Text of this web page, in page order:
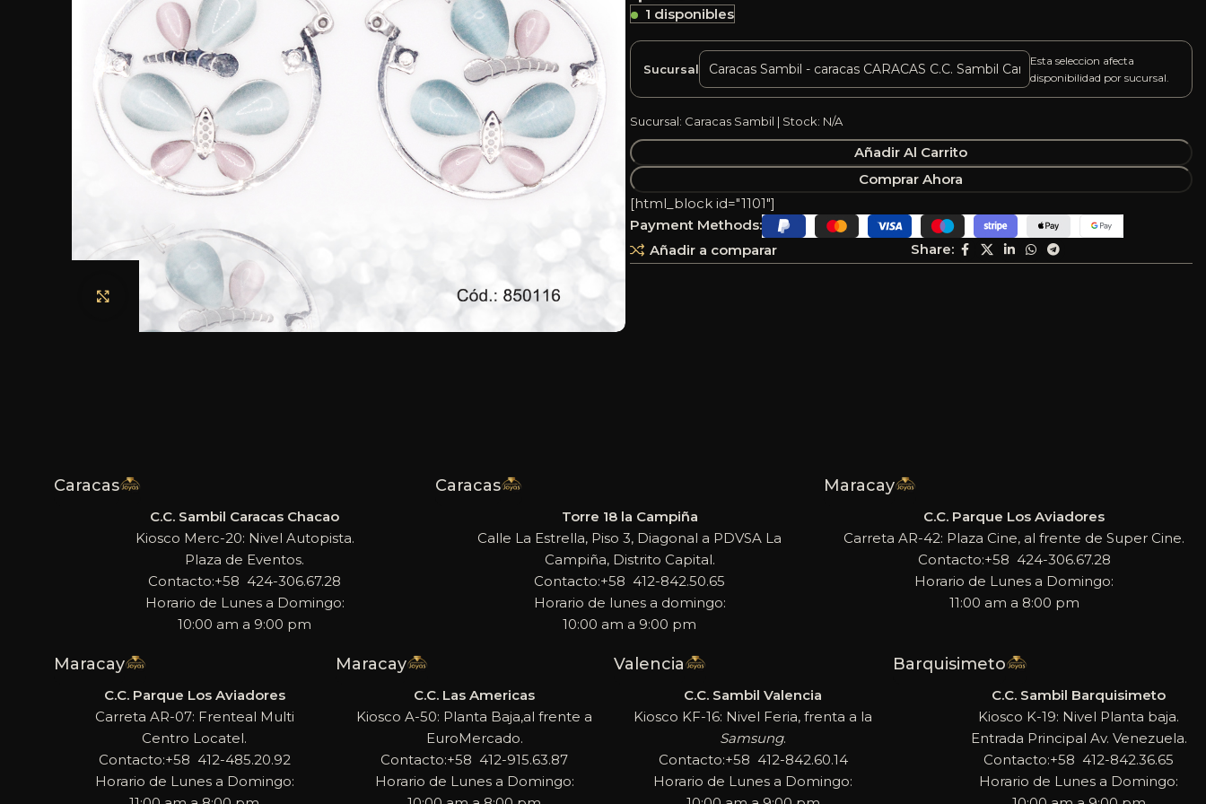
Haga clic para ampliar
1 disponibles
Sucursal
Esta seleccion afecta
disponibilidad por sucursal.
Sucursal: Caracas Sambil | Stock: N/A
Añadir Al Carrito
Comprar Ahora
Añadir a comparar Share:
[html_block id="1101"]
Payment Methods:
Caracas
C.C. Sambil Caracas Chacao
Kiosco Merc-20: Nivel Autopista.
Plaza de Eventos.
Contacto:+58 424-306.67.28
Horario de Lunes a Domingo:
10:00 am a 9:00 pm
Caracas
Torre 18 la Campiña
Calle La Estrella, Piso 3, Diagonal a PDVSA La
Campiña, Distrito Capital.
Contacto:+58 412-842.50.65
Horario de lunes a domingo:
10:00 am a 9:00 pm
Maracay
C.C. Parque Los Aviadores
Carreta AR-42: Plaza Cine, al frente de Super Cine.
Contacto:+58 424-306.67.28
Horario de Lunes a Domingo:
11:00 am a 8:00 pm
Maracay
C.C. Parque Los Aviadores
Carreta AR-07: Frenteal Multi
Centro Locatel.
Contacto:+58 412-485.20.92
Horario de Lunes a Domingo:
Maracay
C.C. Las Americas
Kiosco A-50: Planta Baja,al frente a
EuroMercado.
Contacto:+58 412-915.63.87
Horario de Lunes a Domingo:
Valencia
C.C. Sambil Valencia
Kiosco KF-16: Nivel Feria, frenta a la
Samsung.
Contacto:+58 412-842.60.14
Horario de Lunes a Domingo:
Barquisimeto
C.C. Sambil Barquisimeto
Kiosco K-19: Nivel Planta baja.
Entrada Principal Av. Venezuela.
Contacto:+58 412-842.36.65
Horario de Lunes a Domingo: